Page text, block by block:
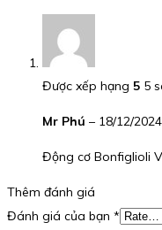
Được xếp hạng 5 5
Mr Phú – 18/12/2024
Động cơ Bonfiglioli
Thêm đánh giá
Đánh giá của bạn *